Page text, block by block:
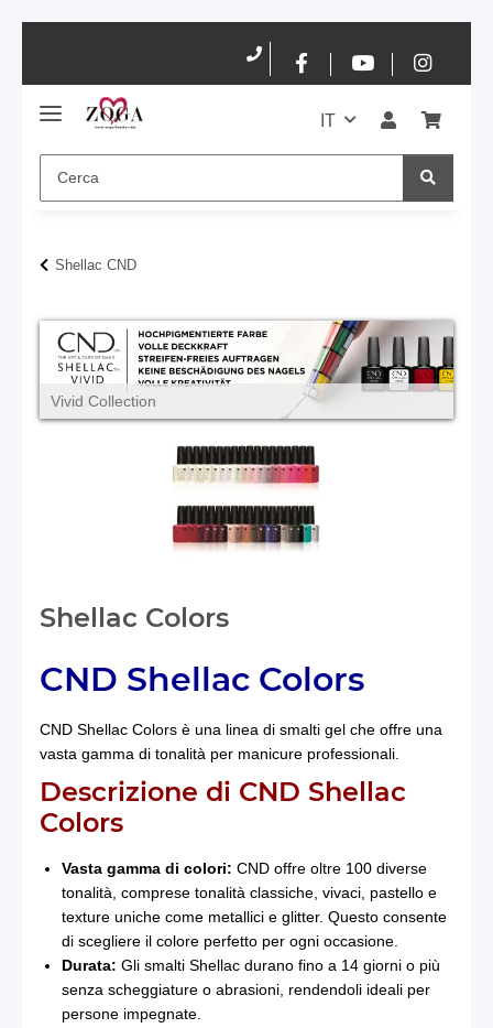
IT
Shellac CND
Vivid Collection
Shellac Colors
CND Shellac Colors
CND Shellac Colors è una linea di smalti gel che offre una
vasta gamma di tonalità per manicure professionali.
Descrizione di CND Shellac
Colors
Vasta gamma di colori: CND offre oltre 100 diverse
tonalità, comprese tonalità classiche, vivaci, pastello e
texture uniche come metallici e glitter. Questo consente
di scegliere il colore perfetto per ogni occasione.
Durata: Gli smalti Shellac durano fino a 14 giorni o più
senza scheggiature o abrasioni, rendendoli ideali per
persone impegnate.